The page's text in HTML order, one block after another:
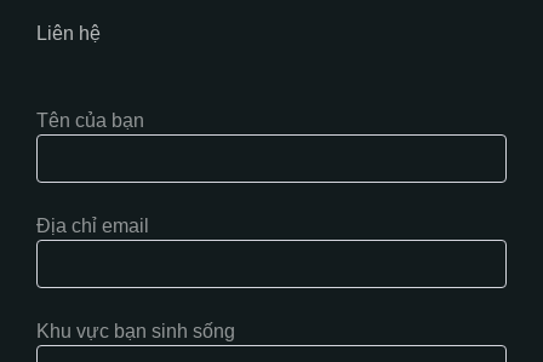
Liên hệ
Tên của bạn
Địa chỉ email
Khu vực bạn sinh sống